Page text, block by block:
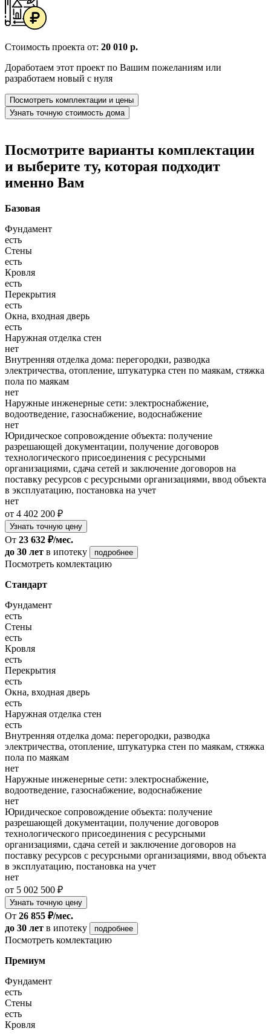
Стоимость проекта от: 20 010 р.
Доработаем этот проект по Вашим пожеланиям или
разработаем новый с нуля
Посмотреть комплектации и цены
Узнать точную стоимость дома
Посмотрите варианты комплектации
и выберите ту, которая подходит
именно Вам
Базовая
Фундамент
есть
Стены
есть
Кровля
есть
Перекрытия
есть
Окна, входная дверь
есть
Наружная отделка стен
нет
Внутренняя отделка дома: перегородки, разводка
электричества, отопление, штукатурка стен по маякам, стяжка
пола по маякам
нет
Наружные инженерные сети: электроснабжение,
водоотведение, газоснабжение, водоснабжение
нет
Юридическое сопровождение объекта: получение
разрешающей документации, получение договоров
технологического присоединения с ресурсными
организациями, сдача сетей и заключение договоров на
поставку ресурсов с ресурсными организациями, ввод объекта
в эксплуатацию, постановка на учет
нет
от 4 402 200 ₽
Узнать точную цену
От 23 632 ₽/мес.
до 30 лет в ипотеку подробнее
Посмотреть комлектацию
Стандарт
Фундамент
есть
Стены
есть
Кровля
есть
Перекрытия
есть
Окна, входная дверь
есть
Наружная отделка стен
есть
Внутренняя отделка дома: перегородки, разводка
электричества, отопление, штукатурка стен по маякам, стяжка
пола по маякам
нет
Наружные инженерные сети: электроснабжение,
водоотведение, газоснабжение, водоснабжение
нет
Юридическое сопровождение объекта: получение
разрешающей документации, получение договоров
технологического присоединения с ресурсными
организациями, сдача сетей и заключение договоров на
поставку ресурсов с ресурсными организациями, ввод объекта
в эксплуатацию, постановка на учет
нет
от 5 002 500 ₽
Узнать точную цену
От 26 855 ₽/мес.
до 30 лет в ипотеку подробнее
Посмотреть комлектацию
Премиум
Фундамент
есть
Стены
есть
Кровля